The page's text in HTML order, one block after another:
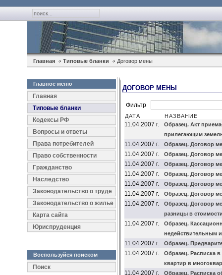
Главная Типовые бланки Договор мены
Главное меню
Главная
Типовые бланки
Кодексы РФ
Вопросы и ответы
Права потребителей
Право собственности
Гражданство
Наследство
Законодательство о труде
Законодательство о жилье
Карта сайта
Юриспруденция
Воспользуйся поиском
Поиск
ДОГОВОР МЕНЫ
Фильтр
ДАТА НАЗВАНИЕ
11.04.2007 г.
Образец. Акт
прилегающим
11.04.2007 г. Образец. Договор
11.04.2007 г. Образец. Договор
11.04.2007 г. Образец. Договор
11.04.2007 г. Образец. Договор
11.04.2007 г. Образец. Договор
11.04.2007 г. Образец. Договор
11.04.2007 г.
Образец. Договор
разницы в
11.04.2007 г.
Образец.
недействительным
11.04.2007 г. Образец.
11.04.2007 г.
Образец. Расписка
квартир в
11.04.2007 г.
Образец. Расписка